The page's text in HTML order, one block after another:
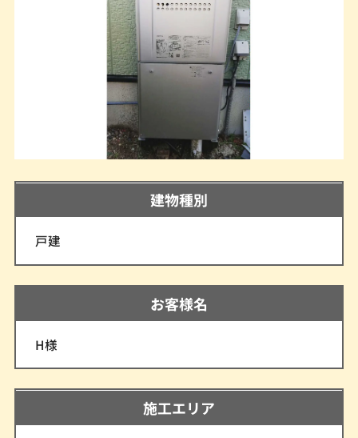
建物種別
戸建
お客様名
H様
施工エリア